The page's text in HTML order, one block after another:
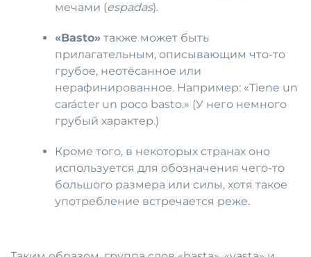
мечами (espadas).
«Basto» также может быть
прилагательным, описывающим что-то
грубое, неотёсанное или
нерафинированное. Например: «Tiene un
carácter un poco basto.» (У него немного
грубый характер.)
Кроме того, в некоторых странах оно
используется для обозначения чего-то
большого размера или силы, хотя такое
употребление встречается реже.